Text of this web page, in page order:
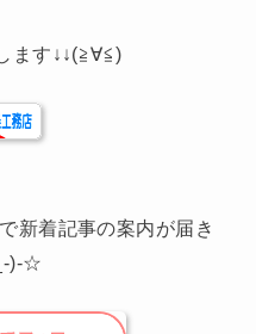
ます↓↓(≧∀≦)
新着記事の案内が届き
)-☆